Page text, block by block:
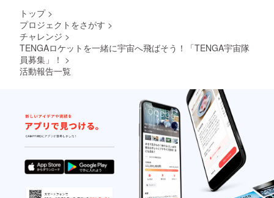
す。赤い部分がメッセージ
PODで、その下にある半田
円形のプレートが蓋です。2
つ目、「強度を保つ」ロ
素繊維強化プラスチック）
という軽くて丈夫な材料で
作られています。今回は、
PODをロケットの外に放出
するため、ロケットに直径
3.8ⅽm以上の穴をあ開けてい
上げ後
いただ
きま
す。 ※
お届け
は2021
年夏頃
を予定
してお
りま
す。
トップ >
プロジェクトをさがす >
チャレンジ >
TENGAロケットを一緒に宇宙へ飛ばそう！「TENGA宇宙隊
員募集」！ >
活動報告一覧